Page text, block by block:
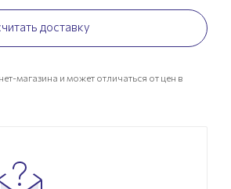
доставку
магазина и может отличаться от цен в